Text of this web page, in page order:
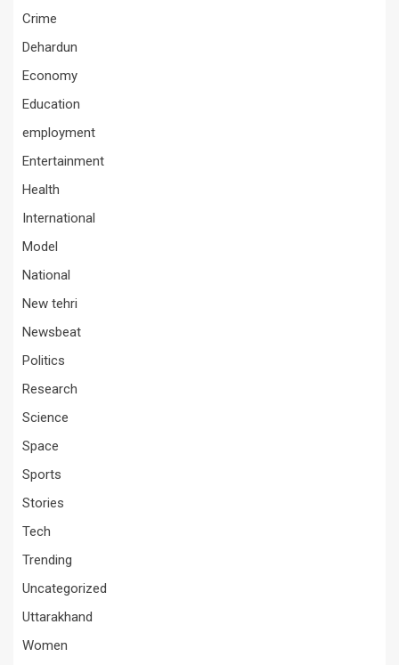
Crime
Dehardun
Economy
Education
employment
Entertainment
Health
International
Model
National
New tehri
Newsbeat
Politics
Research
Science
Space
Sports
Stories
Tech
Trending
Uncategorized
Uttarakhand
Women